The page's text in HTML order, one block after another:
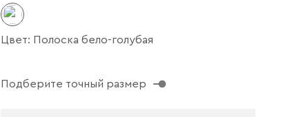
Цвет: Полоска бело-голубая
Подберите точный размер